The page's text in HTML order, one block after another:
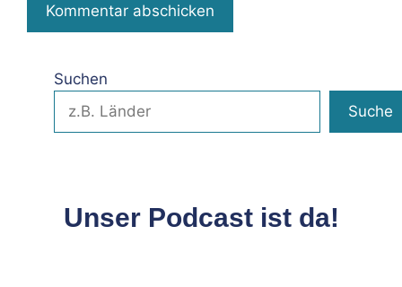
Suchen
Suche
Unser Podcast ist da!